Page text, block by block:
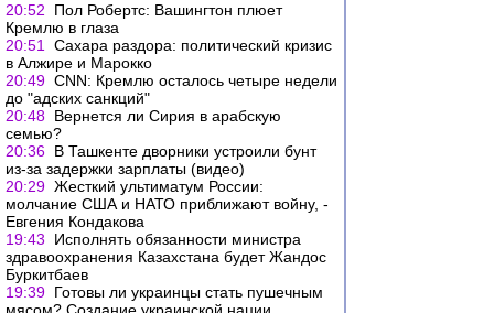
20:52
Пол Робертс: Вашингтон плюет
Кремлю в глаза
20:51
Сахара раздора: политический кризис
в Алжире и Марокко
20:49 CNN: Кремлю осталось четыре недели
до "адских санкций"
20:48 Вернется ли Сирия в арабскую
семью?
20:36 В Ташкенте дворники устроили бунт
из-за задержки зарплаты (видео)
20:29 Жесткий ультиматум России:
молчание США и НАТО приближают войну, -
Евгения Кондакова
19:43
Исполнять обязанности министра
здравоохранения Казахстана будет Жандос
Буркитбаев
19:39 Готовы ли украинцы стать пушечным